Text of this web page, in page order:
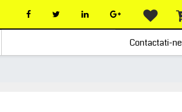
Contactati-ne